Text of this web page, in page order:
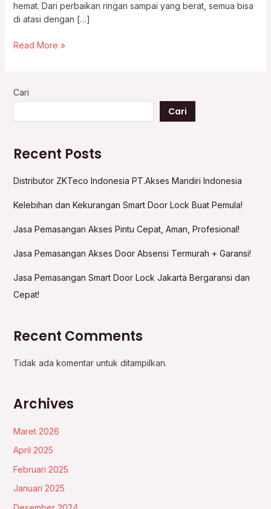
hemat. Dari perbaikan ringan sampai yang berat, semua bisa
di atasi dengan […]
Read More »
Cari
Cari
Recent Posts
Distributor ZKTeco Indonesia PT.Akses Mandiri Indonesia
Kelebihan dan Kekurangan Smart Door Lock Buat Pemula!
Jasa Pemasangan Akses Pintu Cepat, Aman, Profesional!
Jasa Pemasangan Akses Door Absensi Termurah + Garansi!
Jasa Pemasangan Smart Door Lock Jakarta Bergaransi dan
Cepat!
Recent Comments
Tidak ada komentar untuk ditampilkan.
Archives
Maret 2026
April 2025
Februari 2025
Januari 2025